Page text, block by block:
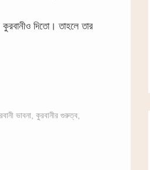
দিতো। তাহলে তার
ভাবনা কুরবানীর গুরুত্ব